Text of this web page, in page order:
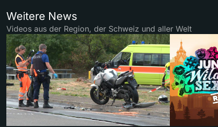
Weitere News
Videos aus der Region, der Schweiz und aller Welt